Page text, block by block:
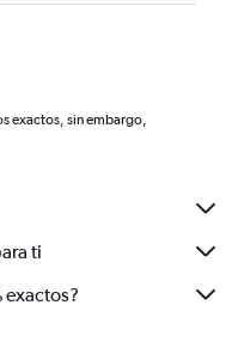
exactos, sin embargo,
ti
exactos?